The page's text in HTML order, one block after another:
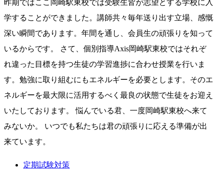
昨期ではここ岡崎駅東校では受験生皆が志望とする学校に入
学することができました。講師共々毎年送り出す立場、感慨
深い瞬間であります。年間を通し、会員生の頑張りを知って
いるからです。 さて、個別指導Axis岡崎駅東校ではそれぞ
れ違った目標を持つ生徒の学習進捗に合わせ授業を行いま
す。勉強に取り組むにもエネルギーを必要とします。そのエ
ネルギーを最大限に活用するべく最良の状態で生徒をお迎え
いたしております。 悩んでいる君、一度岡崎駅東校へ来て
みないか。 いつでも私たちは君の頑張りに応える準備が出
来ています。
定期試験対策